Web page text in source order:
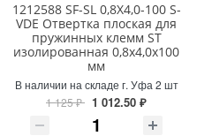
1212588 SF-SL 0,8X4,0-100 S-
VDE Отвертка плоская для
пружинных клемм ST
изолированная 0,8х4,0x100
мм
В наличии на складе г. Уфа 2 шт
1 125 ₽ 1 012.50 ₽